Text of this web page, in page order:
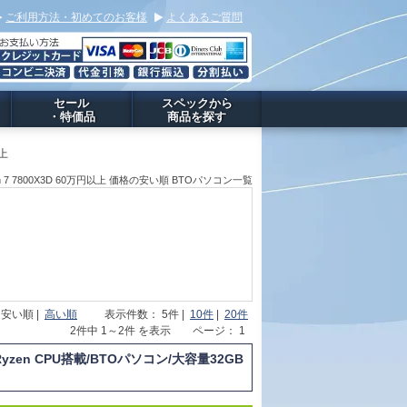
ご利用方法・初めてのお客様 よくあるご質問
セール
・特価品
スペックから
商品を探す
7800X3D 60万円以上 価格の安い順 BTOパソコン一覧
い順 | 高い順 表示件数： 5件 | 10件 | 20件
2件中 1～2件 を表示 ページ： 1
CPU搭載/BTOパソコン/大容量32GB